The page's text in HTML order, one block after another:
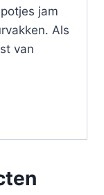
jam
Als
van